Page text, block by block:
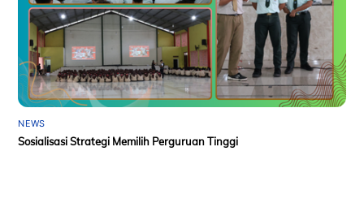
NEWS
Sosialisasi Strategi Memilih Perguruan Tinggi